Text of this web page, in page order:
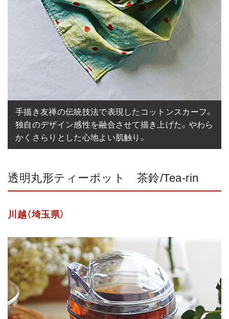
手描き友禅の伝統技法で表現したコットンスカーフ。
独自のデザイン感性を融合させて描き上げた。やわら
かくさらりとした心地よい肌触り。
透明丸形ティーポット 茶鈴/Tea-rin
川越（埼玉県）